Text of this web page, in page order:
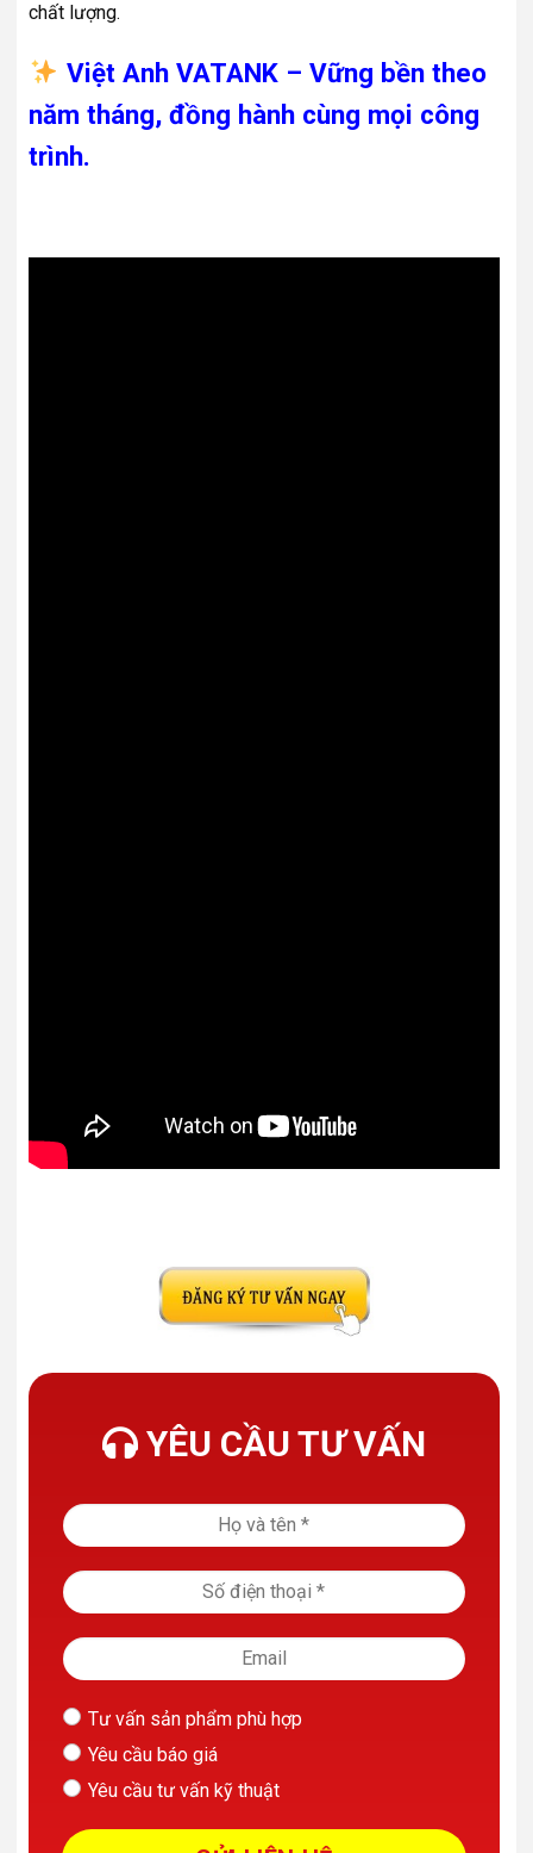
chất lượng.
Việt Anh VATANK – Vững bền theo
năm tháng, đồng hành cùng mọi công
trình.
YÊU CẦU TƯ VẤN
Tư vấn sản phẩm phù hợp
Yêu cầu báo giá
Yêu cầu tư vấn kỹ thuật